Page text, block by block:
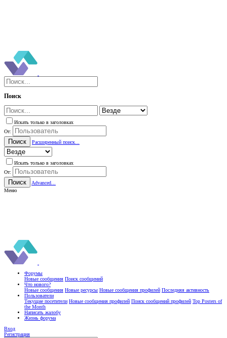
Поиск
Искать только в заголовках
От:
Поиск Расширенный поиск...
Искать только в заголовках
От:
Поиск
Advanced...
Меню
Форумы
Новые сообщения Поиск сообщений
Что нового?
Новые сообщения Новые ресурсы Новые сообщения профилей Последняя активность
Пользователи
Текущие посетители Новые сообщения профилей Поиск сообщений профилей Top Posters of
the Month
Написать жалобу
Жизнь форума
Вход
Регистрация